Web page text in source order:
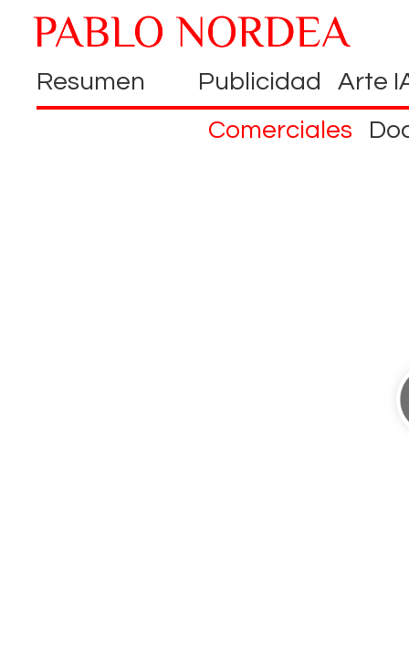
Resumen Publicidad
Arte
Comerciales